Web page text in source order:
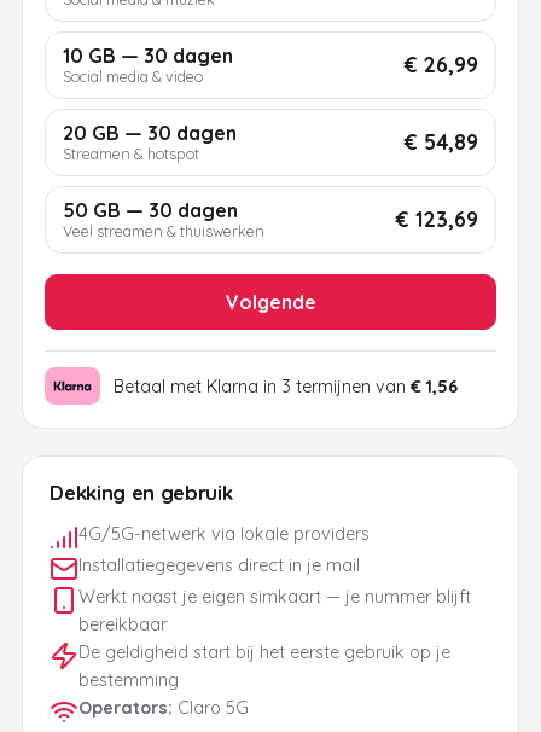
Dekking en gebruik
4G/5G-netwerk via lokale providers
Installatiegegevens direct in je mail
Werkt naast je eigen simkaart — je nummer blijft
bereikbaar
De geldigheid start bij het eerste gebruik op je
bestemming
Operators: Claro 5G
10 GB — 30 dagen
Social media & video € 26,99
20 GB — 30 dagen
Streamen & hotspot € 54,89
50 GB — 30 dagen
Veel streamen & thuiswerken € 123,69
Volgende
Betaal met Klarna in 3 termijnen van € 1,56